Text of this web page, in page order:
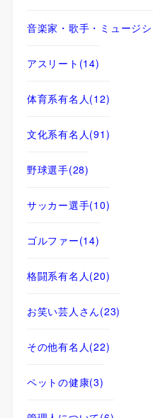
音楽家・歌手・ミュージ
アスリート (14)
体育系有名人 (12)
文化系有名人 (91)
野球選手(28)
サッカー選手(10)
ゴルファー(14)
格闘系有名人 (20)
お笑い芸人さん(23)
その他有名人 (22)
ペットの健康(3)